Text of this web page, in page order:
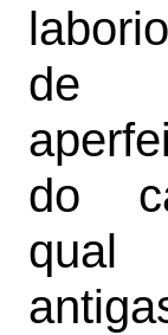
de
do
qual